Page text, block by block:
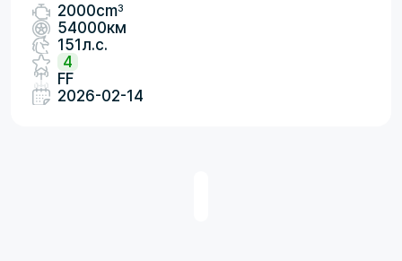
2000cm3
54000км
151л.с.
4
FF
2026-02-14